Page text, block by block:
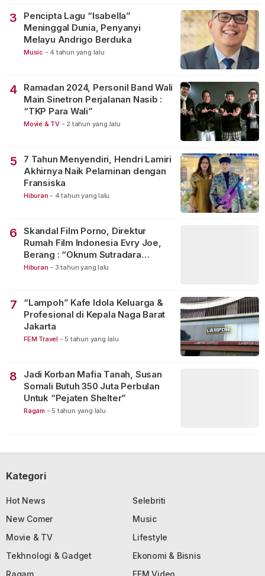
3
Pencipta Lagu “Isabella”
Meninggal Dunia, Penyanyi
Melayu Andrigo Berduka
Music - 4 tahun yang lalu
4
Ramadan 2024, Personil Band Wali
Main Sinetron Perjalanan Nasib :
“TKP Para Wali”
Movie & TV - 2 tahun yang lalu
5
7 Tahun Menyendiri, Hendri Lamiri
Akhirnya Naik Pelaminan dengan
Fransiska
Hiburan - 4 tahun yang lalu
6
Skandal Film Porno, Direktur
Rumah Film Indonesia Evry Joe,
Berang : “Oknum Sutradara
Merusak Perfilman Indonesia”!
Hiburan - 3 tahun yang lalu
7
“Lampoh” Kafe Idola Keluarga &
Profesional di Kepala Naga Barat
Jakarta
FEM Travel - 5 tahun yang lalu
8
Jadi Korban Mafia Tanah, Susan
Somali Butuh 350 Juta Perbulan
Untuk “Pejaten Shelter”
Ragam - 5 tahun yang lalu
Kategori
Hot News
Selebriti
New Comer
Music
Movie & TV
Lifestyle
Tekhnologi & Gadget
Ekonomi & Bisnis